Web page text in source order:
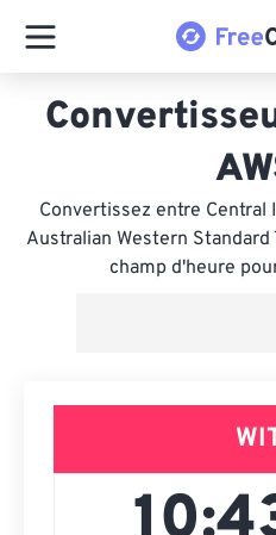
Convertissez entre Central
Australian Western Standard
champ d'heure